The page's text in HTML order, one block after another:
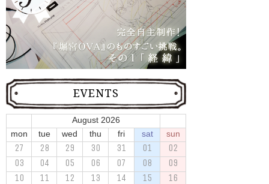
EVENTS
August 2026
mon
tue wed thu fri sat sun
27 28 29 30 31 01
02
03
04 05 06 07 08
09
10
11 12 13 14 15
16